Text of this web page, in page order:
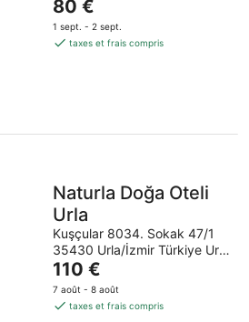
Le
prix
est
80 €
1 sept. - 2 sept.
taxes et frais compris
Naturla Doğa Oteli
Urla
Kuşçular 8034. Sokak 47/1
35430 Urla/İzmir Türkiye Urla
İzmir
Le
prix
est
110 €
7 août - 8 août
taxes et frais compris